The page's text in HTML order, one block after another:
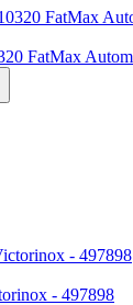
FatMax
- 497898